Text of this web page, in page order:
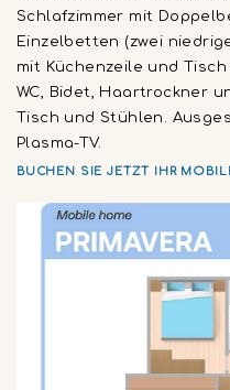
Schlafzimmer mit
Einzelbetten (zwei
mit Küchenzeile und
WC, Bidet, Haartrockner
Tisch und Stühlen.
Plasma-TV.
BUCHEN SIE JETZT IHR